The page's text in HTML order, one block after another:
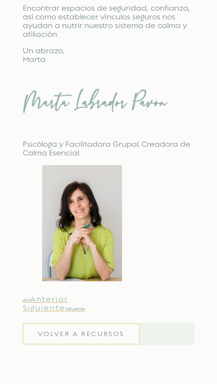
Encontrar espacios de seguridad, confianza,
así como establecer vínculos seguros nos
ayudan a nutrir nuestro sistema de calma y
afiliación.
Un abrazo,
Marta
Marta Labrador Pavón
Psicóloga y Facilitadora Grupal. Creadora de
Calma Esencial.
AntAnterior
Siguiente Siguiente
VOLVER A RECURSOS